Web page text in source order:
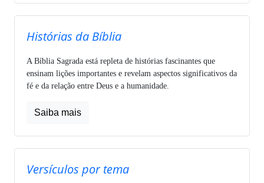
Histórias da Bíblia
A Bíblia Sagrada está repleta de histórias fascinantes que
ensinam lições importantes e revelam aspectos significativos da
fé e da relação entre Deus e a humanidade.
Saiba mais
Versículos por tema